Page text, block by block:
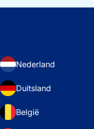
Nederland
Duitsland
België